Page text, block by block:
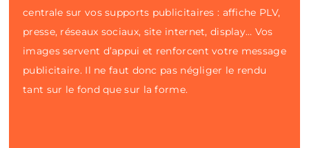
centrale sur vos supports publicitaires : affiche PLV,
presse, réseaux sociaux, site internet, display… Vos
images servent d’appui et renforcent votre message
publicitaire. Il ne faut donc pas négliger le rendu
tant sur le fond que sur la forme.